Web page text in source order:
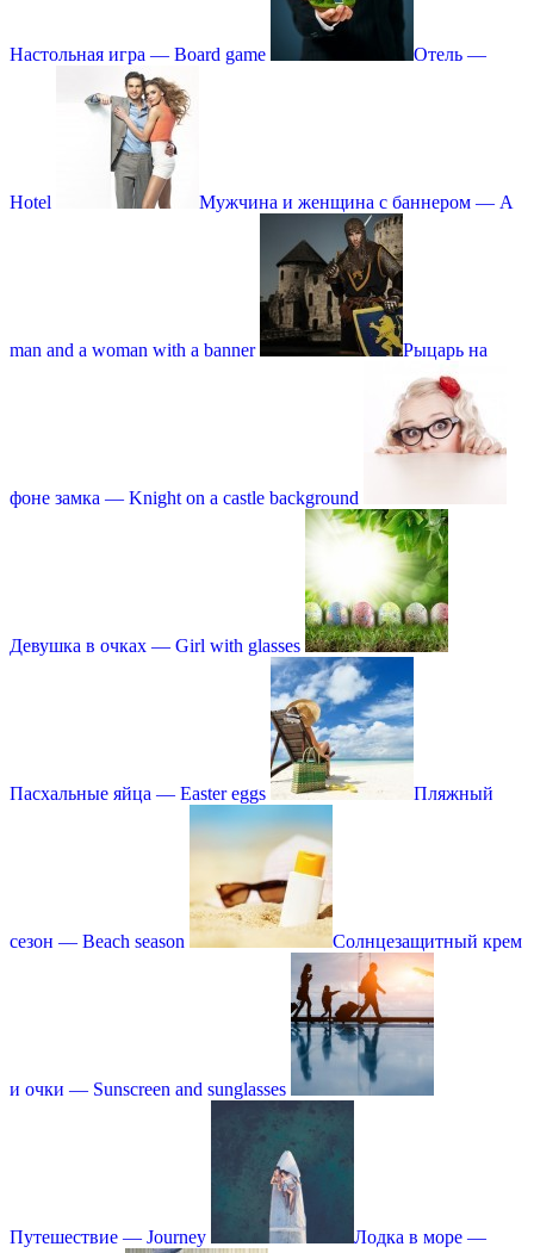
Настольная игра — Board game Отель —
Hotel Мужчина и женщина с баннером — A
man and a woman with a banner Рыцарь на
фоне замка — Knight on a castle background
Девушка в очках — Girl with glasses
Пасхальные яйца — Easter eggs Пляжный
сезон — Beach season Солнцезащитный крем
и очки — Sunscreen and sunglasses
Путешествие — Journey Лодка в море —